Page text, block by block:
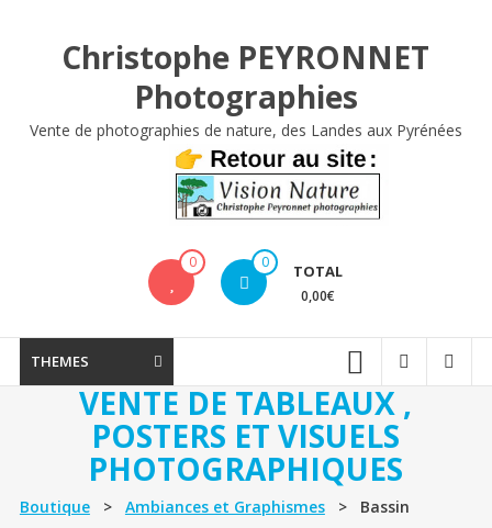
Christophe PEYRONNET
Photographies
Vente de photographies de nature, des Landes aux Pyrénées
0 0 TOTAL
0,00€
THEMES
VENTE DE TABLEAUX ,
POSTERS ET VISUELS
PHOTOGRAPHIQUES
Boutique> Ambiances et Graphismes> Bassin